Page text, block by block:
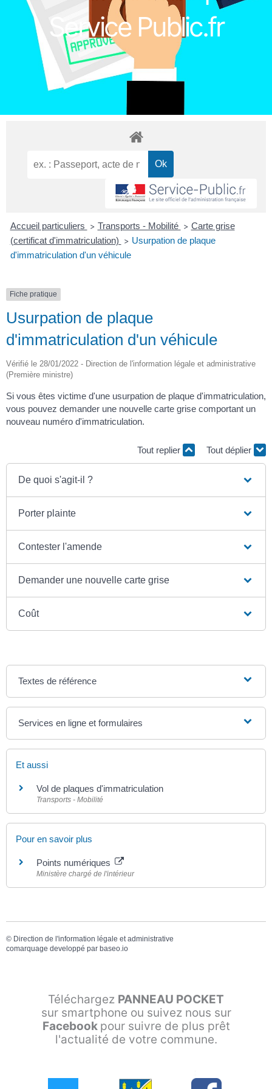
Service Public.fr
Accueil particuliers > Transports - Mobilité > Carte grise
(certificat d'immatriculation)
> Usurpation de plaque
d'immatriculation d'un véhicule
Fiche pratique
Usurpation de plaque
d'immatriculation d'un véhicule
Vérifié le 28/01/2022 - Direction de l'information légale et administrative
(Première ministre)
Si vous êtes victime d'une usurpation de plaque d'immatriculation,
vous pouvez demander une nouvelle carte grise comportant un
nouveau numéro d'immatriculation.
Tout replier Tout déplier
De quoi s'agit-il ?
Porter plainte
Contester l'amende
Demander une nouvelle carte grise
Coût
Textes de référence
Services en ligne et formulaires
Et aussi
Vol de plaques d'immatriculation
Transports - Mobilité
Pour en savoir plus
Points numériques
Ministère chargé de l'intérieur
© Direction de l'information légale et administrative
comarquage developpé par baseo.io
Téléchargez PANNEAU POCKET
sur smartphone ou suivez nous sur
Facebook pour suivre de plus prêt
l'actualité de votre commune.